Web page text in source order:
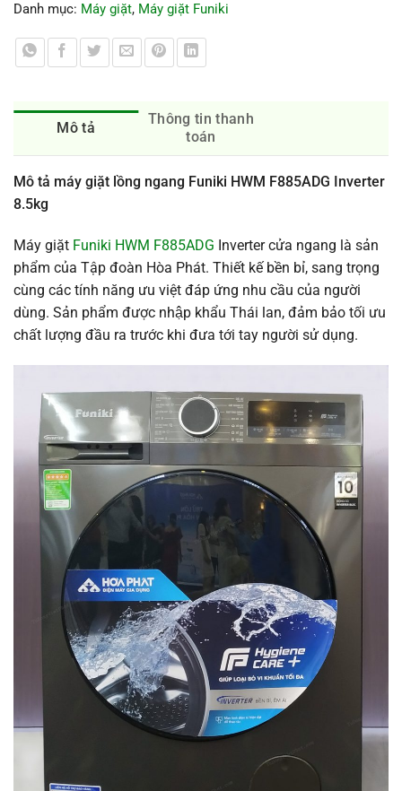
Danh mục: Máy giặt, Máy giặt Funiki
Mô tả
Thông tin thanh
toán
Mô tả máy giặt lồng ngang Funiki HWM F885ADG Inverter
8.5kg
Máy giặt Funiki HWM F885ADG Inverter cửa ngang là sản
phẩm của Tập đoàn Hòa Phát. Thiết kế bền bỉ, sang trọng
cùng các tính năng ưu việt đáp ứng nhu cầu của người
dùng. Sản phẩm được nhập khẩu Thái lan, đảm bảo tối ưu
chất lượng đầu ra trước khi đưa tới tay người sử dụng.